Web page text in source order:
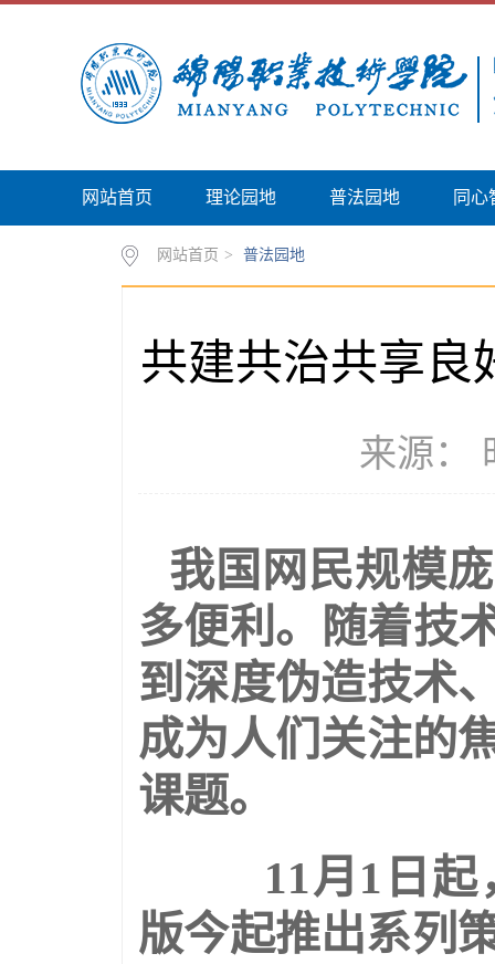
网站首页 理论园地 普法园地 同心
网站首页 > 普法园地
共建共治共享良
来源：
我国网民规模
多便利。随着技
到深度伪造技术
成为人们关注的
课题。
11月1日起
版今起推出系列